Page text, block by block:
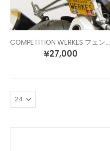
COMPETITION WERKES フェンダーレスキット GSX-R1000 (07-08)
¥27,000